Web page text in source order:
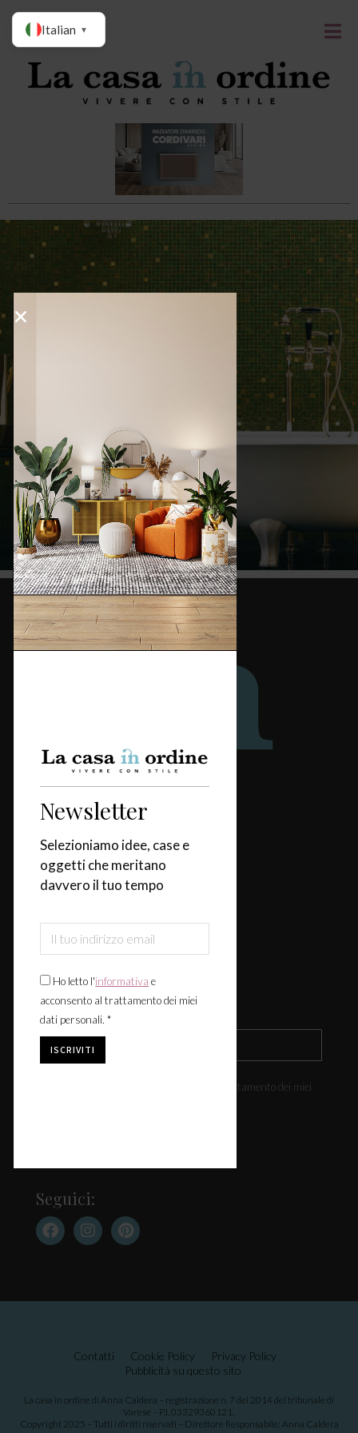
Redazione
Categorie
Casa
Tavola
Fiere & Eventi
Iscriviti alla newsletter
e acconsento al trattamento dei miei
Seguici:
Contatti Cookie Policy
Privacy Policy
Pubblicità su questo sito
La casa in ordine di Anna Caldera – registrazione n. 7 del 2014 del tribunale di
Varese – P.I. 03329360121.
Copyright 2025 – Tutti i diritti riservati – Direttore Responsabile: Anna Caldera
Italian ▼
Newsletter
Selezioniamo idee, case e
oggetti che meritano
davvero il tuo tempo
Ho letto l'informativa e
acconsento al trattamento dei miei
dati personali. *